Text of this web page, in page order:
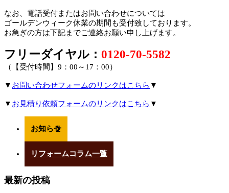
なお、電話受付またはお問い合わせについては
ゴールデンウィーク休業の期間も受付致しております。
お急ぎの方は下記までご連絡お願い申し上げます。
フリーダイヤル： 0120-70-5582
（【受付時間】9：00～17：00）
▼ お問い合わせフォームのリンクはこちら ▼
▼ お見積り依頼フォームのリンクはこちら ▼
お知らせ
リフォームコラム一覧
最新の投稿